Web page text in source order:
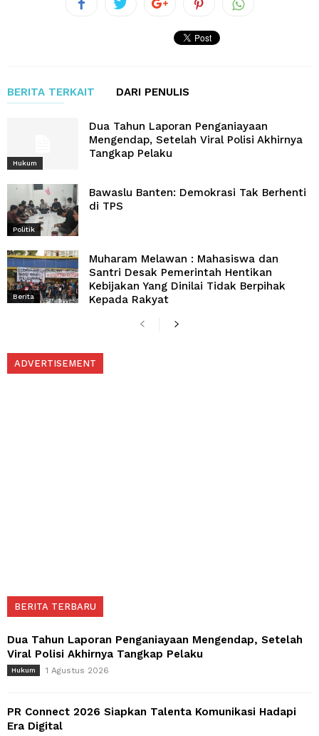
BERITA TERKAIT DARI PENULIS
Hukum
Dua Tahun Laporan Penganiayaan
Mengendap, Setelah Viral Polisi Akhirnya
Tangkap Pelaku
Politik
Bawaslu Banten: Demokrasi Tak Berhenti
di TPS
Berita
Muharam Melawan : Mahasiswa dan
Santri Desak Pemerintah Hentikan
Kebijakan Yang Dinilai Tidak Berpihak
Kepada Rakyat
ADVERTISEMENT
BERITA TERBARU
Dua Tahun Laporan Penganiayaan Mengendap, Setelah
Viral Polisi Akhirnya Tangkap Pelaku
Hukum 1 Agustus 2026
PR Connect 2026 Siapkan Talenta Komunikasi Hadapi
Era Digital